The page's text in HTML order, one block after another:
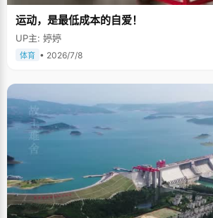
运动，是最低成本的自爱！
UP主: 婷婷
体育 • 2026/7/8